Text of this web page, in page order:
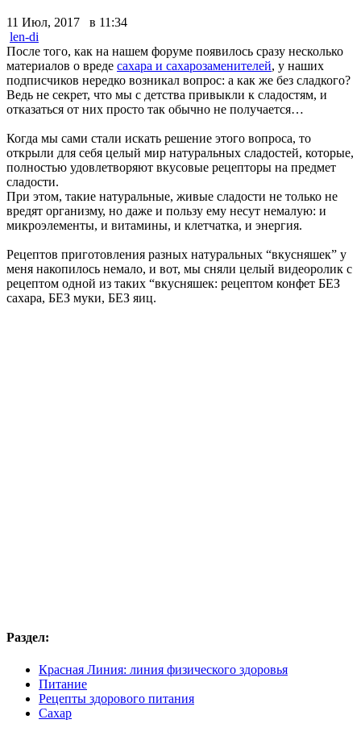
11 Июл, 2017 в 11:34
len-di
После того, как на нашем форуме появилось сразу несколько
материалов о вреде сахара и сахарозаменителей, у наших
подписчиков нередко возникал вопрос: а как же без сладкого?
Ведь не секрет, что мы с детства привыкли к сладостям, и
отказаться от них просто так обычно не получается…
Когда мы сами стали искать решение этого вопроса, то
открыли для себя целый мир натуральных сладостей, которые,
полностью удовлетворяют вкусовые рецепторы на предмет
сладости.
При этом, такие натуральные, живые сладости не только не
вредят организму, но даже и пользу ему несут немалую: и
микроэлементы, и витамины, и клетчатка, и энергия.
Рецептов приготовления разных натуральных “вкусняшек” у
меня накопилось немало, и вот, мы сняли целый видеоролик с
рецептом одной из таких “вкусняшек: рецептом конфет БЕЗ
сахара, БЕЗ муки, БЕЗ яиц.
Раздел:
Красная Линия: линия физического здоровья
Питание
Рецепты здорового питания
Сахар